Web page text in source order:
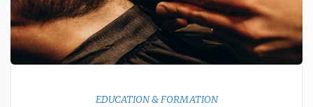
EDUCATION & FORMATION